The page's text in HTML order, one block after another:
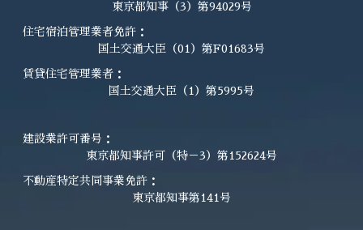
東京都知事（3）第94029号
住宅宿泊管理業者免許：
国土交通大臣（01）第F01683号
賃貸住宅管理業者：
国土交通大臣（1）第5995号
建設業許可番号：
東京都知事許可（特－3）第152624号
不動産特定共同事業免許：
東京都知事第141号